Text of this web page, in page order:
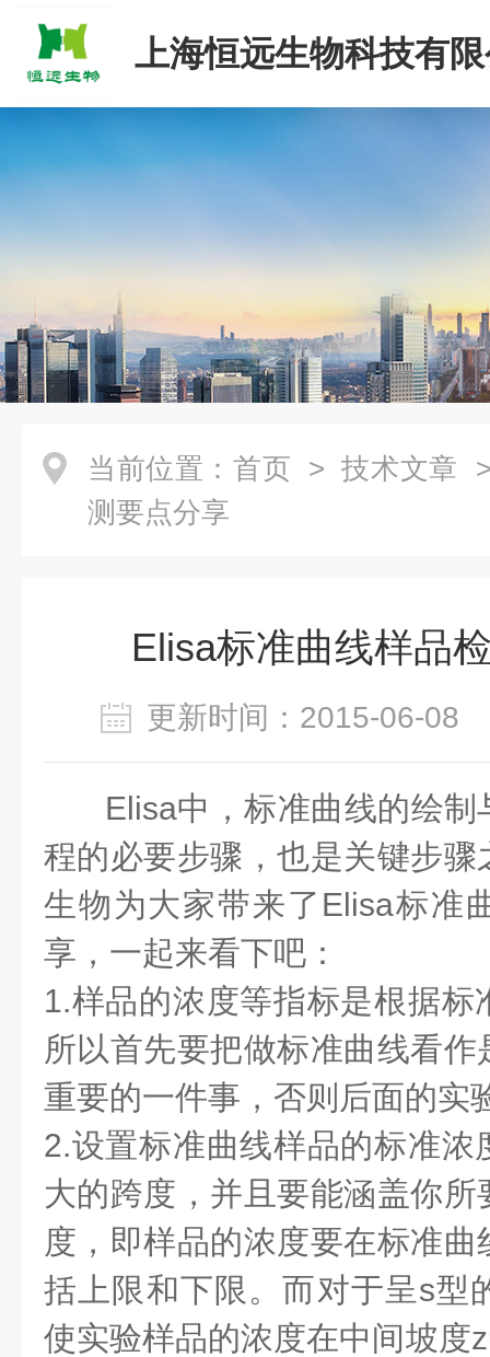
上海恒远生物科技有
当前位置： 首页 > 技术文章
测要点分享
Elisa标准曲线样品
更新时间：2015-06-
Elisa中，标准曲线的绘
程的必要步骤，也是关键步
生物为大家带来了Elisa标准
享，一起来看下吧：
1.样品的浓度等指标是根据标
所以首先要把做标准曲线看
重要的一件事，否则后面的实
2.设置标准曲线样品的标准浓
大的跨度，并且要能涵盖你
度，即样品的浓度要在标准
括上限和下限。而对于呈s型
使实验样品的浓度在中间坡度